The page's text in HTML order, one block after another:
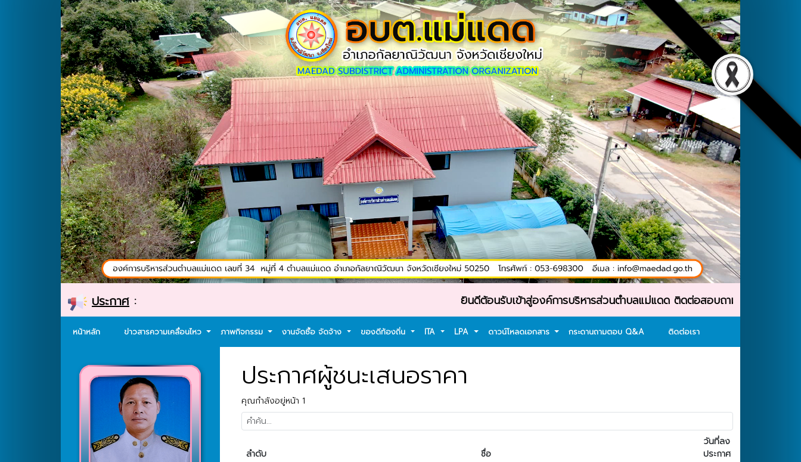
ประกาศ : ยินดีต้อนรับเข้าสู่องค์การบริหารส่วนตำบลแม่แดด ติดต่อสอบถาม : โทรศัพท์ : 053-
หน้าหลัก ข่าวสารความเคลื่อนไหว ภาพกิจกรรม งานจัดซื้อ จัดจ้าง ของดีท้องถิ่น ITA LPA ดาวน์โหลดเอกสาร กระดานถามตอบ Q&A ติดต่อเรา
ประกาศผู้ชนะเสนอราคา
คุณกำลังอยู่หน้า 1
ลำดับ ชื่อ
วันที่ลง
ประกาศ